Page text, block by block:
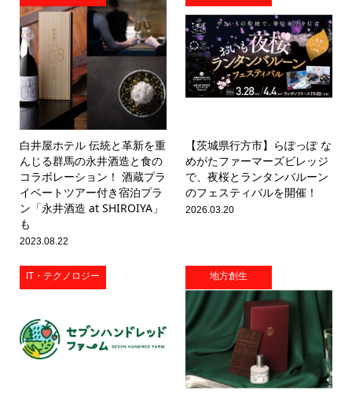
白井屋ホテル 伝統と革新を重
んじる群馬の永井酒造と食の
コラボレーション！ 酒蔵プラ
イベートツアー付き宿泊プラ
ン「永井酒造 at SHIROIYA」
も
2023.08.22
【茨城県行方市】らぽっぽ な
めがたファーマーズビレッジ
で、夜桜とランタンバルーン
のフェスティバルを開催！
2026.03.20
IT・テクノロジー 地方創生